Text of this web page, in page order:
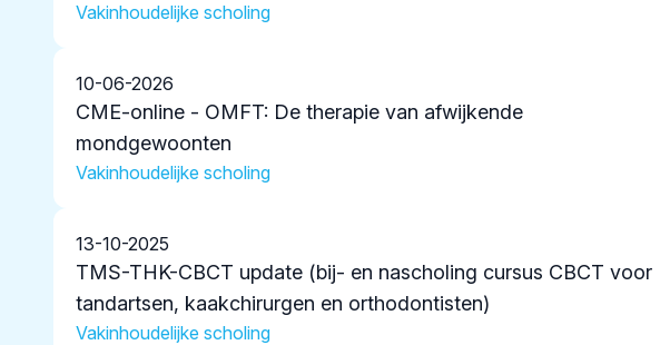
Vakinhoudelijke scholing
10-06-2026
CME-online - OMFT: De therapie van afwijkende
mondgewoonten
Vakinhoudelijke scholing
13-10-2025
TMS-THK-CBCT update (bij- en nascholing cursus CBCT voor
tandartsen, kaakchirurgen en orthodontisten)
Vakinhoudelijke scholing